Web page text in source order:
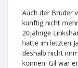
Auch der Bruder
künftig nicht
20jährige
hatte im letzten
deshalb nicht
können. Gil war